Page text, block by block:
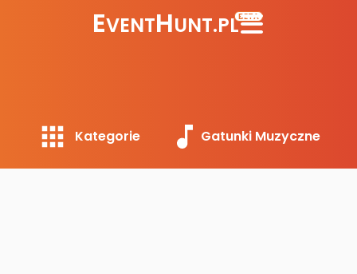
EVENTHUNT.PLBETA
Kategorie Gatunki Muzyczne